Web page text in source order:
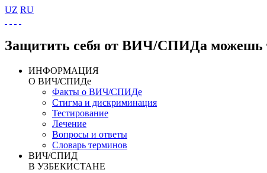
UZ RU
Защитить себя от ВИЧ/СПИДа можешь
ИНФОРМАЦИЯ
О ВИЧ/СПИДе
Факты о ВИЧ/СПИДе
Стигма и дискриминация
Тестирование
Лечение
Вопросы и ответы
Словарь терминов
ВИЧ/СПИД
В УЗБЕКИСТАНЕ